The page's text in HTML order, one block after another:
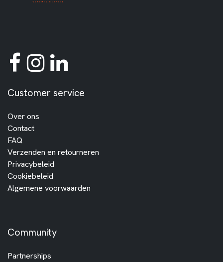
Customer service
Over ons
Contact
FAQ
Verzenden en retourneren
Privacybeleid
Cookiebeleid
Algemene voorwaarden
Community
Partnerships